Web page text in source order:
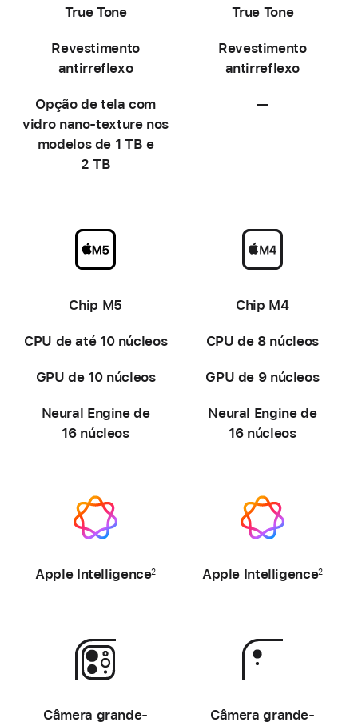
True Tone True Tone
Revestimento
antirreflexo
Revestimento
antirreflexo
Opção de tela com
vidro nano-texture nos
modelos de 1 TB e
2 TB
—Não
Chip M5
Chip M4
CPU de até 10 núcleos CPU de 8 núcleos
GPU de 10 núcleos GPU de 9 núcleos
Neural Engine de
16 núcleos
Neural Engine de
16 núcleos
Apple Intelligence2 Apple Intelligence2
Câmera grande-
Câmera grande-